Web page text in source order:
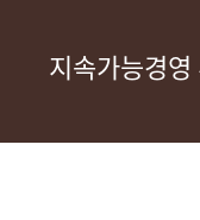
지속가능경영